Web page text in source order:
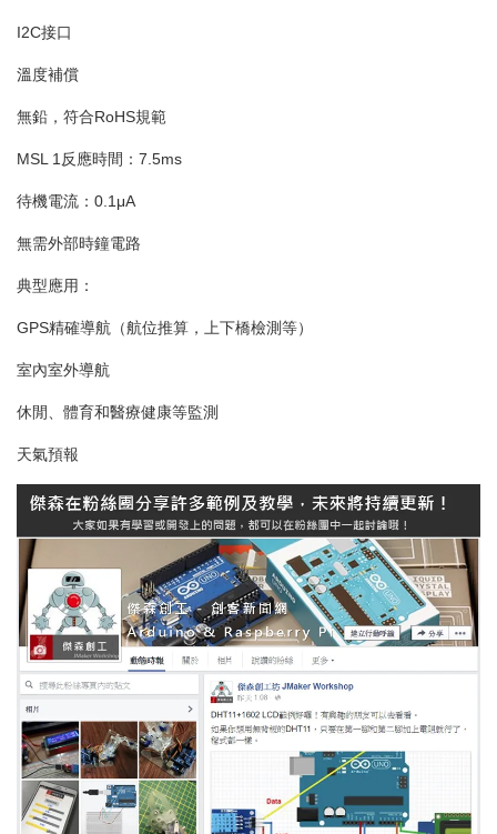
I2C接口
溫度補償
無鉛，符合RoHS規範
MSL 1反應時間：7.5ms
待機電流：0.1μA
無需外部時鐘電路
典型應用：
GPS精確導航（航位推算，上下橋檢測等）
室內室外導航
休閒、體育和醫療健康等監測
天氣預報